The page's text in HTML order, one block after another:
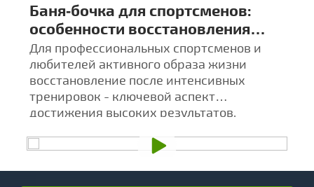
Баня‑бочка для спортсменов:
особенности восстановления
после тренировок
Для профессиональных спортсменов и
любителей активного образа жизни
восстановление после интенсивных
тренировок - ключевой аспект
достижения высоких результатов.